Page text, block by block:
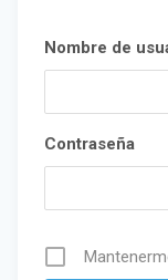
Nombre de
Contraseña